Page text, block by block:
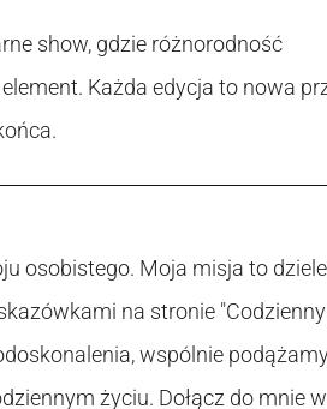
show, gdzie różnorodność
Każda edycja to nowa
osobistego. Moja misja to
na stronie "Codzienny
wspólnie
życiu. Dołącz do mnie